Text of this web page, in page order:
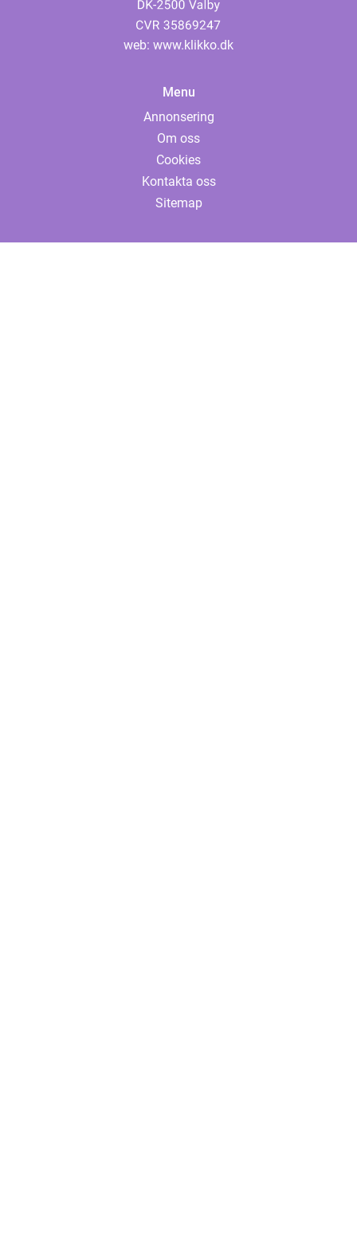
web: www.klikko.dk
Menu
Annonsering
Om oss
Cookies
Kontakta oss
Sitemap